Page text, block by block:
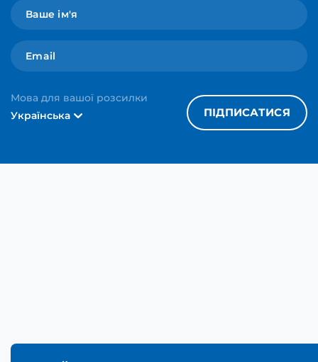
Мова для вашої розсилки
Українська
ПІДПИСАТИСЯ